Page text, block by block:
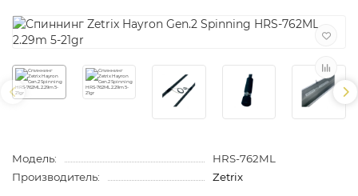
Модель:
HRS-762ML
Производитель:
Zetrix